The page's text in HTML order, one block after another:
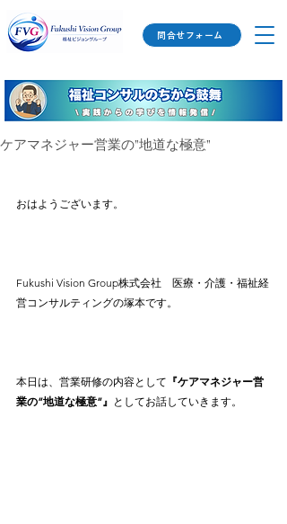
問合せフォーム
ケアマネジャー営業の”地道な極意”
おはようございます。
Fukushi Vision Group株式会社　医療・介護・福祉経
営コンサルティングの塚本です。
本日は、営業研修の内容として 『ケアマネジャー営
業の”地道な極意”』 としてお話していきます。